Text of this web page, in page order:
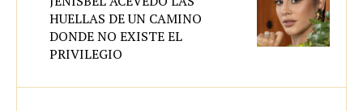
HUELLAS DE UN CAMINO
DONDE NO EXISTE EL
PRIVILEGIO